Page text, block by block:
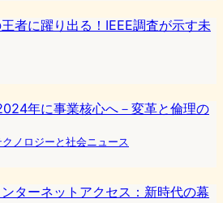
者に躍り出る！IEEE調査が示す未
年に事業核心へ－変革と倫理の
クノロジーと社会ニュース
ターネットアクセス：新時代の幕